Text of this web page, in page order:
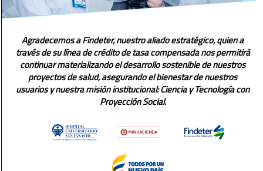
Agradecemos a Findeter, nuestro aliado estratégico, quien a
través de su línea de crédito de tasa compensada nos permitirá
continuar materializando el desarrollo sostenible de nuestros
proyectos de salud, asegurando el bienestar de nuestros
usuarios y nuestra misión institucional: Ciencia y Tecnología con
Proyección Social.